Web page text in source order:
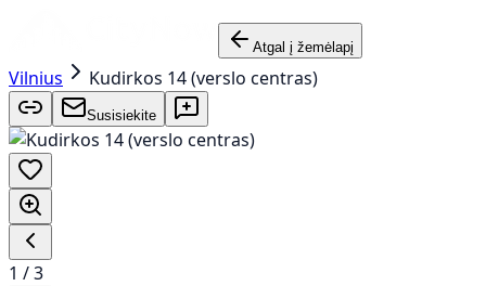
Atgal į žemėlapį
Vilnius Kudirkos 14 (verslo centras)
Susisiekite
1 /3